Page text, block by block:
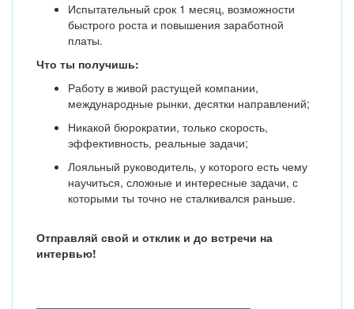
Испытательный срок 1 месяц, возможности
быстрого роста и повышения заработной
платы.
Что ты получишь:
Работу в живой растущей компании,
международные рынки, десятки направлений;
Никакой бюрократии, только скорость,
эффективность, реальные задачи;
Лояльный руководитель, у которого есть чему
научиться, сложные и интересные задачи, с
которыми ты точно не сталкивался раньше.
Отправляй свой и отклик и до встречи на
интервью!